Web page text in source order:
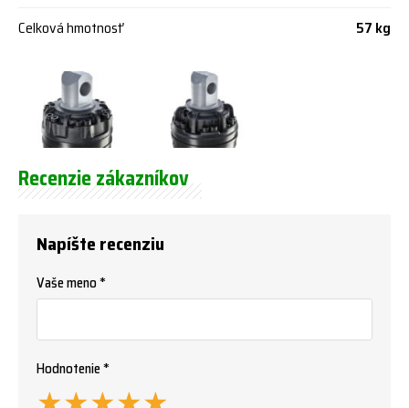
Celková hmotnosť
57 kg
Recenzie zákazníkov
Napíšte recenziu
Vaše meno *
Hodnotenie *